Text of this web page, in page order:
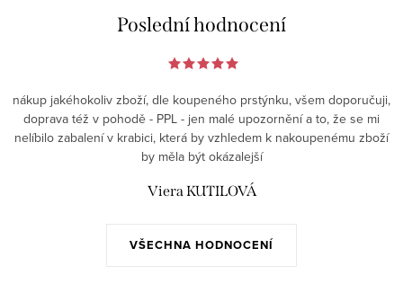
Poslední hodnocení
VŠECHNA HODNOCENÍ
nákup jakéhokoliv zboží, dle koupeného prstýnku, všem doporučuji,
doprava též v pohodě - PPL - jen malé upozornění a to, že se mi
nelíbilo zabalení v krabici, která by vzhledem k nakoupenému zboží
by měla být okázalejší
Viera KUTILOVÁ